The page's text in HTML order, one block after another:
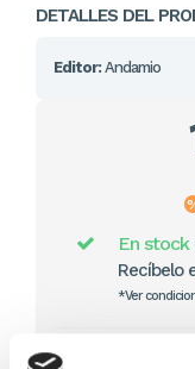
DETALLES DEL
Editor: Andamio
En stock
Recíbelo
*Ver